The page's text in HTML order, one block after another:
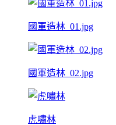
國軍造林_01.jpg
國軍造林_02.jpg
虎嘯林